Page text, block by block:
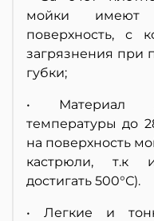
мойки
поверхность, с
загрязнения
губки;
• Материал
температуры до
на поверхность
кастрюли, т.к
достигать 500°С).
• Легкие и